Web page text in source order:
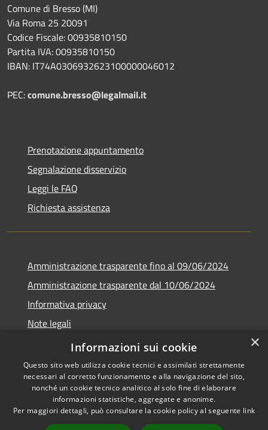
Comune di Bresso (MI)
Via Roma 25 20091
Codice Fiscale: 00935810150
Partita IVA: 00935810150
IBAN: IT74A0306932623100000046012
PEC:comune.bresso@legalmail.it
Prenotazione appuntamento
Segnalazione disservizio
Leggi le FAQ
Richiesta assistenza
Amministrazione trasparente fino al 09/06/2024
Amministrazione trasparente dal 10/06/2024
Informativa privacy
Note legali
Dichiarazione di accessibilità
Accessibilità
Copyright © 2026 • Città di
Bresso • Powered by
×
Informazioni sui cookie
Questo sito web utilizza cookie tecnici e assimilati strettamente
necessari al corretto funzionamento e alla navigazione del sito,
nonché un cookie tecnico analitico al solo fine di elaborare
informazioni statistiche, aggregate e anonime.
Per maggiori dettagli, può consultare la cookie policy al seguente link